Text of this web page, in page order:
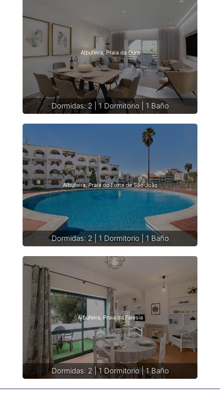
Albufeira, Praia da Oura
Dormidas: 2 | 1 Dormitorio | 1 Baño
Albufeira, Praia do Forte de São João
Dormidas: 2 | 1 Dormitorio | 1 Baño
Albufeira, Praia da Falésia
Dormidas: 2 | 1 Dormitorio | 1 Baño